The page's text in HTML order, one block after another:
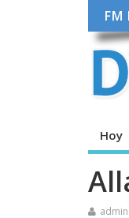
FM
Hoy
admin